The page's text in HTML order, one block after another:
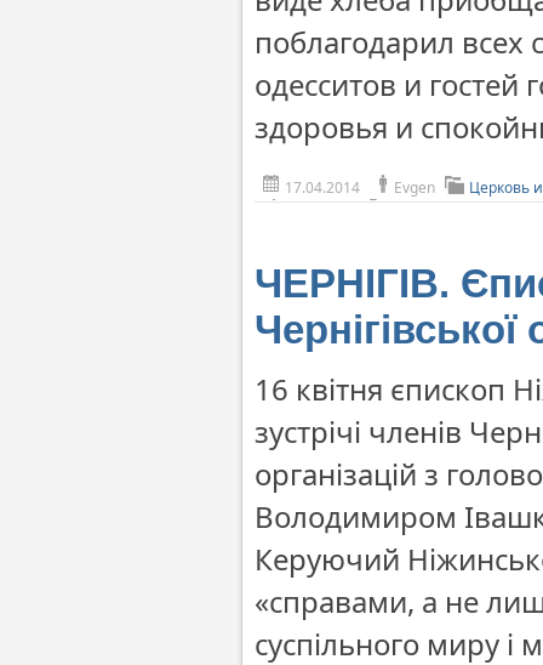
поблагодарил всех
одесситов и
здоровья и
17.04.2014 Evgen Церковь
ЧЕРНІГІВ.
Чернігівської
16 квітня єпископ
зустрічі членів
організацій з
Володимиром
Керуючий
«справами, а не
суспільного миру і